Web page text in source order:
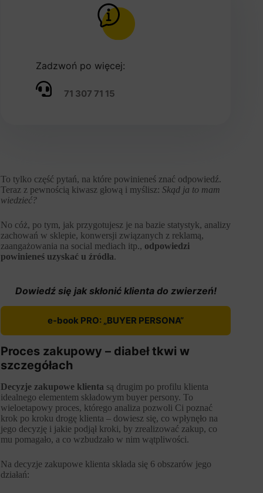
Zadzwoń po więcej:
71 307 71 15
To tylko część pytań, na które powinieneś znać odpowiedź.
Teraz z pewnością kiwasz głową i myślisz: Skąd ja to mam
wiedzieć?
No cóż, po tym, jak przygotujesz je na bazie statystyk, analizy
zachowań w sklepie, konwersji związanych z reklamą,
zaangażowania na social mediach itp., odpowiedzi
powinieneś uzyskać u źródła.
Dowiedź się jak skłonić klienta do zwierzeń!
e-book PRO: „BUYER PERSONA”
Proces zakupowy – diabeł tkwi w
szczegółach
Decyzje zakupowe klienta są drugim po profilu klienta
idealnego elementem składowym buyer persony. To
wieloetapowy proces, którego analiza pozwoli Ci poznać
krok po kroku drogę klienta – dowiesz się, co wpłynęło na
jego decyzję i jakie podjął kroki, by zrealizować zakup, co
mu pomagało, a co wzbudzało w nim wątpliwości.
Na decyzje zakupowe klienta składa się 6 obszarów jego
działań: